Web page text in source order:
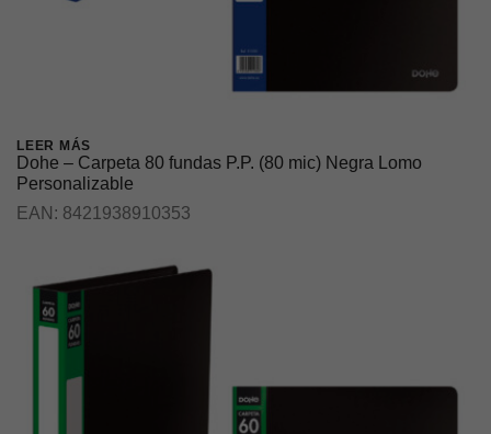
LEER MÁS
Dohe – Carpeta 80 fundas P.P. (80 mic) Negra Lomo
Personalizable
EAN: 8421938910353